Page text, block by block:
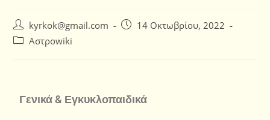
kyrkok@gmail.com
14 Οκτωβρίου, 2022
Αστροwiki
Γενικά & Εγκυκλοπαιδικά